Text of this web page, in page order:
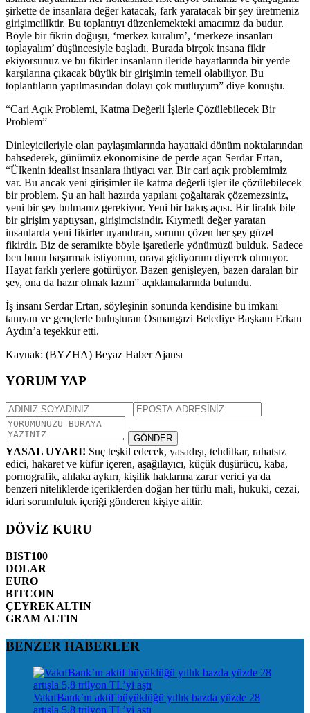
şirkette de insanlara değer katacak, fark yaratacak bir şey üretmeniz
girişimciliktir. Bu toplantıyı düzenlemekteki amacımız da budur.
Böyle bir fikrin doğuşu, ‘merkez kuralım’, ‘merkeze insanları
toplayalım’ düşüncesiyle başladı. Burada birçok insana fikir
ekiyorsunuz ve bu fikirler insanların ileride hayatlarında bir yerde
karşılarına çıkacak büyük bir girişimin temeli olabiliyor. Bu
toplantıların yapılmasından dolayı çok mutluyum” diye konuştu.
“Cari Açık Problemi, Katma Değerli İşlerle Çözülebilecek Bir
Problem”
Dinleyicileriyle olan paylaşımlarında hayattaki dönüm noktalarından
bahsederek, günümüz ekonomisine de perde açan Serdar Ertan,
“Ülkenin idealist insanlara ihtiyacı var. Bir cari açık problemimiz
var. Bu ancak yeni girişimler ile katma değerli işler ile çözülebilecek
bir problem. Şu an hali hazırda yapılanı çoğaltarak çözemezsiniz,
yeni bir şey bulmanız gerekiyor. Yeni bir bakış açısı. Bir liralık bile
bir girişim yaptıysan, girişimcisindir. Kıymetli değer yaratan
insanlarda yeni fikirler uyandıran, sorunu çözen her şey güzel
fikirdir. Biz de seramikte böyle işaretlerle yönümüzü bulduk. Sadece
ben bunu başarmak istiyorum, oraya gidiyorum diyerek olmuyor.
Hayat farklı yerlere götürüyor. Bazen genişleyen, bazen daralan bir
şey, ona da hazır olmak lazım” açıklamalarında bulundu.
İş insanı Serdar Ertan, söyleşinin sonunda kendisine bu imkanı
tanıyan ve gençlerle buluşturan Osmangazi Belediye Başkanı Erkan
Aydın’a teşekkür etti.
Kaynak: (BYZHA) Beyaz Haber Ajansı
YORUM YAP
GÖNDER
YASAL UYARI! Suç teşkil edecek, yasadışı, tehditkar, rahatsız
edici, hakaret ve küfür içeren, aşağılayıcı, küçük düşürücü, kaba,
pornografik, ahlaka aykırı, kişilik haklarına zarar verici ya da
benzeri niteliklerde içeriklerden doğan her türlü mali, hukuki, cezai,
idari sorumluluk içeriği gönderen kişiye aittir.
DÖVİZ KURU
BIST100
DOLAR
EURO
BITCOIN
ÇEYREK ALTIN
GRAM ALTIN
BENZER HABERLER
VakıfBank’ın aktif büyüklüğü yıllık bazda yüzde 28
artışla 5,8 trilyon TL’yi aştı